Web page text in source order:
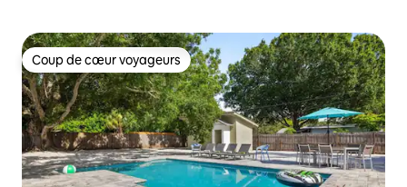
Coup de cœur voyageurs
Coup de cœur voyageurs